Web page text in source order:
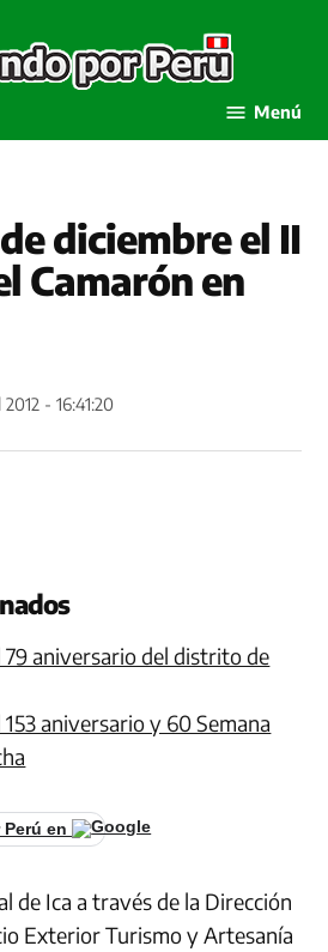
por
Menú
diciembre el II
Camarón en
- 16:41:20
79 aniversario del distrito de
aniversario y 60 Semana
en
de Ica a través de la Dirección
Exterior Turismo y Artesanía